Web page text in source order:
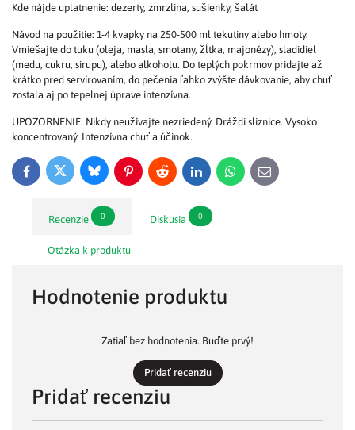
Kde nájde uplatnenie: dezerty, zmrzlina, sušienky, šalát
Návod na použitie: 1-4 kvapky na 250-500 ml tekutiny alebo hmoty.
Vmiešajte do tuku (oleja, masla, smotany, žĺtka, majonézy), sladidiel
(medu, cukru, sirupu), alebo alkoholu. Do teplých pokrmov pridajte až
krátko pred servírovaním, do pečenia ľahko zvýšte dávkovanie, aby chuť
zostala aj po tepelnej úprave intenzívna.
UPOZORNENIE: Nikdy neužívajte nezriedený. Dráždi sliznice. Vysoko
koncentrovaný. Intenzívna chuť a účinok.
FacebookTwitter BlueskyPinterestReddit LinkedInWhatsApp
E-
mail
Recenzie 0 Diskusia 0
Otázka k produktu
Hodnotenie produktu
Zatiaľ bez hodnotenia. Buďte prvý!
Pridať recenziu
Pridať recenziu